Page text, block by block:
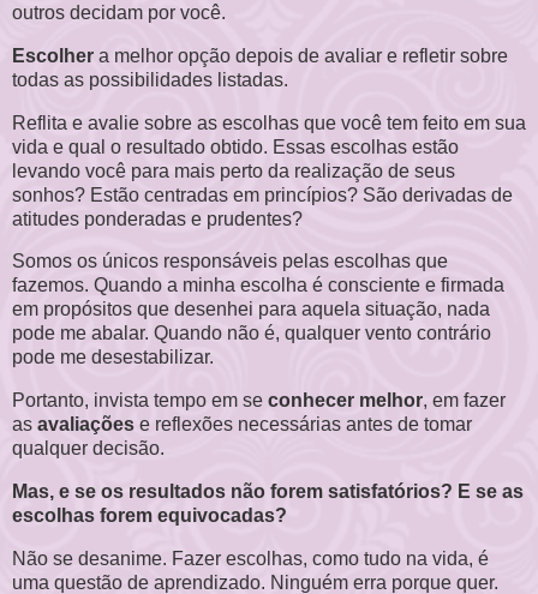
outros decidam por você.
Escolher a melhor opção depois de avaliar e refletir sobre
todas as possibilidades listadas.
Reflita e avalie sobre as escolhas que você tem feito em sua
vida e qual o resultado obtido. Essas escolhas estão
levando você para mais perto da realização de seus
sonhos? Estão centradas em princípios? São derivadas de
atitudes ponderadas e prudentes?
Somos os únicos responsáveis pelas escolhas que
fazemos. Quando a minha escolha é consciente e firmada
em propósitos que desenhei para aquela situação, nada
pode me abalar. Quando não é, qualquer vento contrário
pode me desestabilizar.
Portanto, invista tempo em se conhecer melhor, em fazer
as avaliações e reflexões necessárias antes de tomar
qualquer decisão.
Mas, e se os resultados não forem satisfatórios? E se as
escolhas forem equivocadas?
Não se desanime. Fazer escolhas, como tudo na vida, é
uma questão de aprendizado. Ninguém erra porque quer.